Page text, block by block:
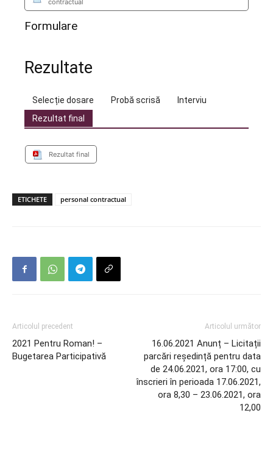
contractual
Formulare
Rezultate
Selecție dosare Probă scrisă
Interviu
Rezultat final
Rezultat final
ETICHETE personal contractual
Articolul precedent
2021 Pentru Roman! –
Bugetarea Participativă
Articolul următor
16.06.2021 Anunț – Licitații
parcări reședință pentru data
de 24.06.2021, ora 17:00, cu
înscrieri în perioada 17.06.2021,
ora 8,30 – 23.06.2021, ora
12,00